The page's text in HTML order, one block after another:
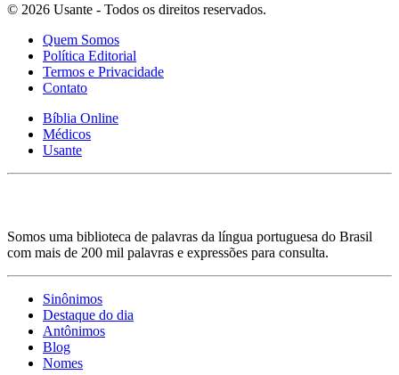
© 2026 Usante - Todos os direitos reservados.
Quem Somos
Política Editorial
Termos e Privacidade
Contato
Bíblia Online
Médicos
Usante
Somos uma biblioteca de palavras da língua portuguesa do Brasil
com mais de 200 mil palavras e expressões para consulta.
Sinônimos
Destaque do dia
Antônimos
Blog
Nomes